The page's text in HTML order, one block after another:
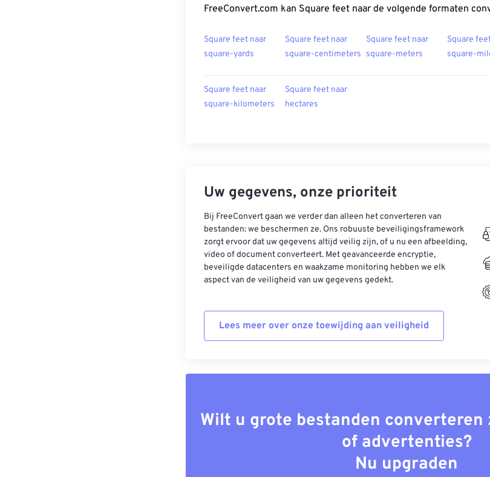
FreeConvert.com kan Square feet naar de volgende formaten
Square feet naar
square-yards
Square feet naar
square-centimeters
Square feet naar
square-meters
Square
square-
Square feet naar
square-kilometers
Square feet naar
hectares
Uw gegevens, onze prioriteit
Bij FreeConvert gaan we verder dan alleen het converteren van
bestanden: we beschermen ze. Ons robuuste beveiligingsframework
zorgt ervoor dat uw gegevens altijd veilig zijn, of u nu een afbeelding,
video of document converteert. Met geavanceerde encryptie,
beveiligde datacenters en waakzame monitoring hebben we elk
aspect van de veiligheid van uw gegevens gedekt.
Lees meer over onze toewijding aan veiligheid
Wilt u grote bestanden
of advertenties?
Nu upgraden